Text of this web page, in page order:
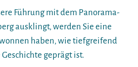
Führung mit dem Panorama-
ausklingt, werden Sie eine
haben, wie tiefgreifend
geprägt ist.